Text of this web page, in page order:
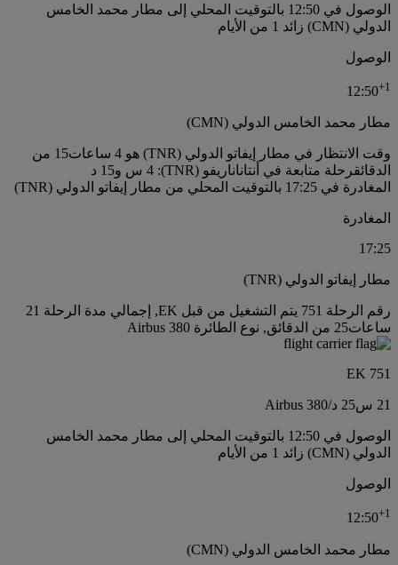
الوصول في 12:50 بالتوقيت المحلي إلى مطار محمد الخامس
الدولي (CMN) زائد 1 من الأيام
الوصول
12:50+1
مطار محمد الخامس الدولي (CMN)
وقت الانتظار في مطار إيفاتو الدولي (TNR) هو 4 ساعات15 من
الدقائقرحلة متابعة في أنتاناناريفو (TNR): 4 س و15 د
المغادرة في 17:25 بالتوقيت المحلي من مطار إيفاتو الدولي (TNR)
المغادرة
17:25
مطار إيفاتو الدولي (TNR)
رقم الرحلة 751 يتم التشغيل من قبل EK, إجمالي مدة الرحلة 21
ساعات25 من الدقائق, نوع الطائرة Airbus 380
EK 751
21 س 25 د /
Airbus 380
الوصول في 12:50 بالتوقيت المحلي إلى مطار محمد الخامس
الدولي (CMN) زائد 1 من الأيام
الوصول
12:50+1
مطار محمد الخامس الدولي (CMN)